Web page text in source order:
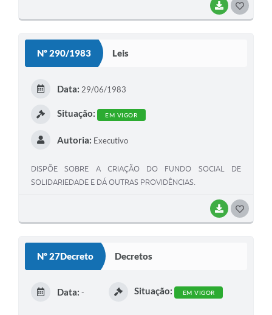
BAIXAR
COOPERAÇÃO PARA O PLANEJAMENTO E
DESENVOLVIMENTO DE PROGRAMAÇÕES BÁDICAS DE
Nº 290/1983 Leis
BAIXAR
Data: 29/06/1983
Situação: EM VIGOR
Autoria: Executivo
DISPÕE SOBRE A CRIAÇÃO DO FUNDO SOCIAL DE
SOLIDARIEDADE E DÁ OUTRAS PROVIDÊNCIAS.
Nº 27Decreto Decretos
Data: - Situação: EM VIGOR